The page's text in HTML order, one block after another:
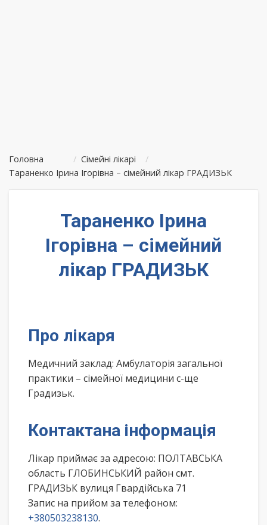
Головна / Сімейні лікарі
/
Тараненко Ірина Ігорівна – сімейний лікар ГРАДИЗЬК
Тараненко Ірина
Ігорівна – сімейний
лікар ГРАДИЗЬК
Про лікаря
Медичний заклад: Амбулаторія загальної
практики – сімейної медицини с-ще
Градизьк.
Контактана інформація
Лікар приймає за адресою: ПОЛТАВСЬКА
область ГЛОБИНСЬКИЙ район смт.
ГРАДИЗЬК вулиця Гвардійська 71
Запис на прийом за телефоном:
+380503238130.